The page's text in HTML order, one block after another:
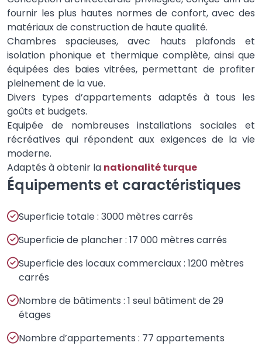
fournir les plus hautes normes de confort, avec des
matériaux de construction de haute qualité.
Chambres spacieuses, avec hauts plafonds et
isolation phonique et thermique complète, ainsi que
équipées des baies vitrées, permettant de profiter
pleinement de la vue.
Divers types d’appartements adaptés à tous les
goûts et budgets.
Equipée de nombreuses installations sociales et
récréatives qui répondent aux exigences de la vie
moderne.
Adaptés à obtenir la nationalité turque
Équipements et caractéristiques
Superficie totale : 3000 mètres carrés
Superficie de plancher : 17 000 mètres carrés
Superficie des locaux commerciaux : 1200 mètres
carrés
Nombre de bâtiments : 1 seul bâtiment de 29
étages
Nombre d’appartements : 77 appartements